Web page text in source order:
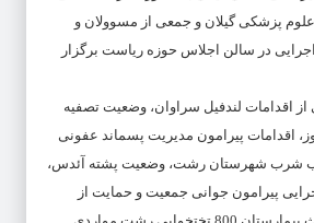
پزشکی گیلان و جمعی از مسوولان و
در سالن اجلاس حوزه ریاست برگزار
اقدامات لندفیل سراوان، وضعیت تصفیه
اقدامات پیرامون مدیریت پسماند عفونی
آب شرب شهرستان رشت، وضعیت پشته آئدس،
پیرامون جوانی جمعیت و حمایت از